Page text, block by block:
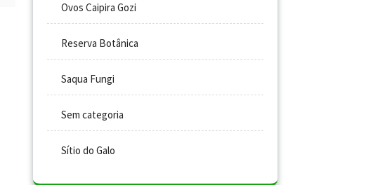
Ovos Caipira Gozi
Reserva Botânica
Saqua Fungi
Sem categoria
Sítio do Galo